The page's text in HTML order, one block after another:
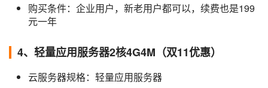
购买条件：企业用户，新老用户都可以，续费也是199
元一年
4、轻量应用服务器2核4G4M（双11优惠）
云服务器规格：轻量应用服务器